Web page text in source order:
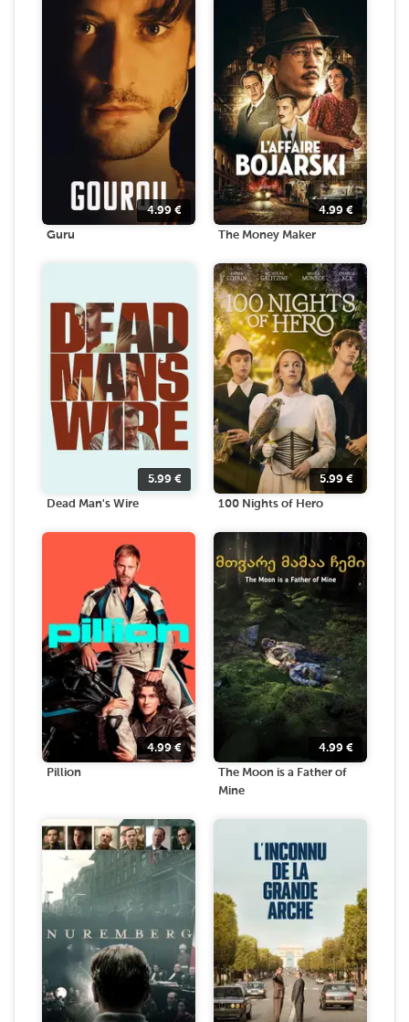
4.99 €
Guru
4.99 €
The Money Maker
5.99 €
Dead Man's Wire
5.99 €
100 Nights of Hero
4.99€
Pillion
4.99 €
The Moon is a Father of
Mine